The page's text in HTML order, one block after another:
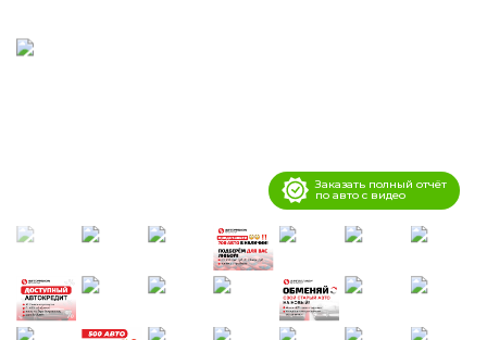
Заказать полный отчёт
по авто с видео